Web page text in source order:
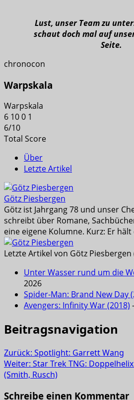
Lust, unser Team zu
schaut doch mal auf
Seite.
chronocon
Warpskala
Warpskala
6 100 1
6/10
Total Score
Über
Letzte Artikel
Götz Piesbergen
Götz ist Jahrgang 78 und unser
schreibt über Romane,
eine eigene Kolumne. Kurz: Er
Letzte Artikel von Götz Piesbergen
Unter Wasser rund um die
2026
Spider-Man: Brand New Day
Avengers: Infinity War (2018)
Beitragsnavigation
Zurück: Spotlight: Garrett Wang
Weiter: Star Trek TNG:
(Smith, Rusch)
Schreibe einen Kommentar